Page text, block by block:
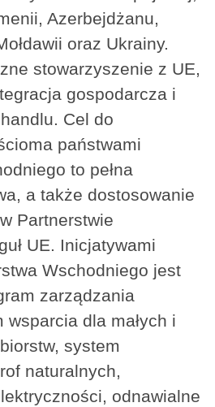
Azerbejdżanu,
oraz Ukrainy.
stowarzyszenie z UE,
gospodarcza i
Cel do
państwami
to pełna
a także dostosowanie
Partnerstwie
UE. Inicjatywami
Wschodniego jest
zarządzania
dla małych i
system
naturalnych,
odnawialne